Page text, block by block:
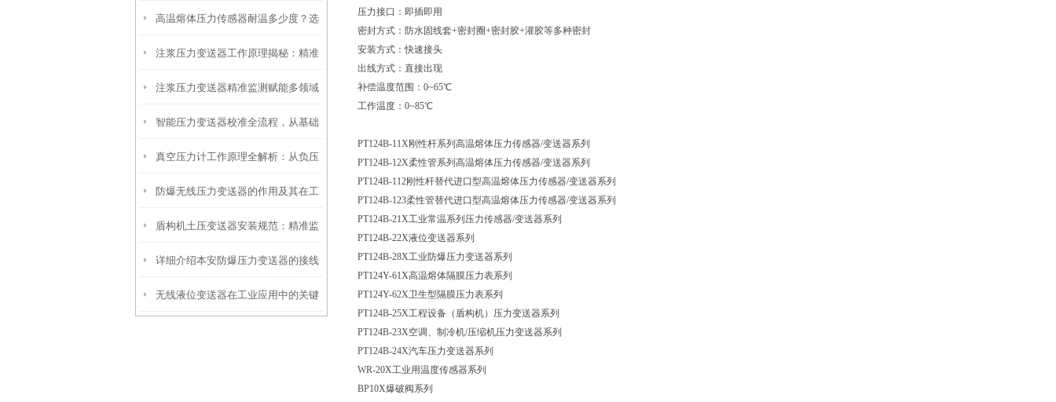
制造工艺效率提升
高温熔体压力传感器耐温多少度？选
型必须知道的参数
注浆压力变送器工作原理揭秘：精准
感知地下压力的核心技术
注浆压力变送器精准监测赋能多领域
工程安全的隐形卫士
智能压力变送器校准全流程，从基础
操作到精准调优
真空压力计工作原理全解析：从负压
测量到工业监控的精密之道
防爆无线压力变送器的作用及其在工
业安全中的重要性
盾构机土压变送器安装规范：精准监
测，安全施工的保障
详细介绍本安防爆压力变送器的接线
方法
无线液位变送器在工业应用中的关键
压力接口：即插即用
密封方式：防水固线套+密封圈+密封胶+灌胶等多种密封
安装方式：快速接头
出线方式：直接出现
补偿温度范围： 0~65℃
工作温度： 0~85℃
PT124B-11X刚性杆系列高温熔体压力传感器/变送器系列
PT124B-12X柔性管系列高温熔体压力传感器/变送器系列
PT124B-112刚性杆替代进口型高温熔体压力传感器/变送器系列
PT124B-123柔性管替代进口型高温熔体压力传感器/变送器系列
PT124B-21X工业常温系列压力传感器/变送器系列
PT124B-22X液位变送器系列
PT124B-28X工业防爆压力变送器系列
PT124Y-61X高温熔体隔膜压力表系列
PT124Y-62X卫生型隔膜压力表系列
PT124B-25X工程设备（盾构机）压力变送器系列
PT124B-23X空调、制冷机/压缩机压力变送器系列
PT124B-24X汽车压力变送器系列
WR-20X工业用温度传感器系列
BP10X爆破阀系列